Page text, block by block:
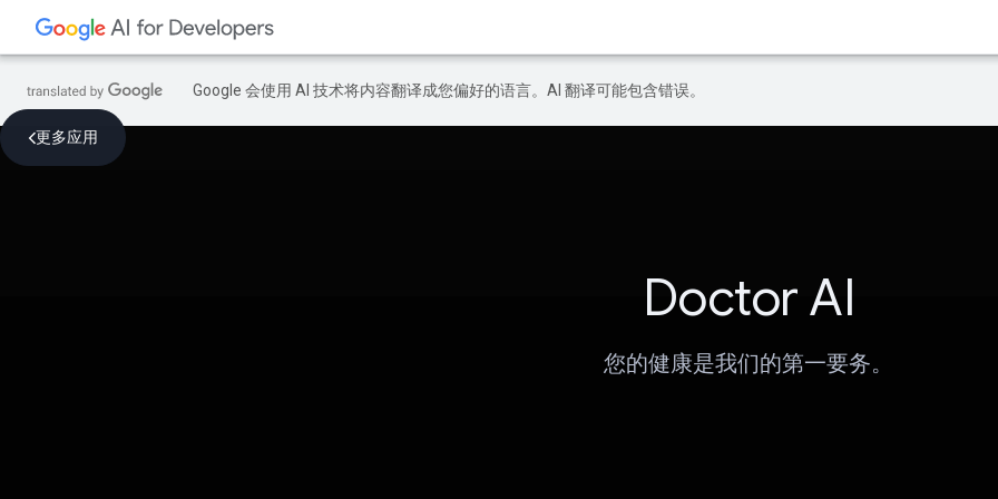
Google 会使用 AI 技术将内容翻译成您偏好的语言。AI 翻译可能包含错误。
更多应用
Doctor AI
您的健康是我们的第一要务。